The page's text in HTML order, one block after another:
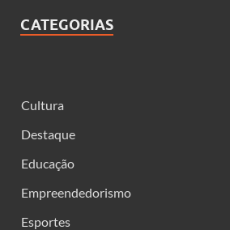
CATEGORIAS
Cultura
Destaque
Educação
Empreendedorismo
Esportes